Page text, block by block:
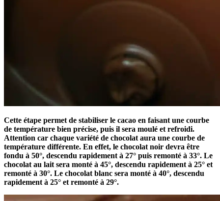
Cette étape permet de stabiliser le cacao en faisant une courbe
de température bien précise, puis il sera moulé et refroidi.
Attention car chaque variété de chocolat aura une courbe de
température différente. En effet, le chocolat noir devra être
fondu à 50°, descendu rapidement à 27° puis remonté à 33°. Le
chocolat au lait sera monté à 45°, descendu rapidement à 25° et
remonté à 30°. Le chocolat blanc sera monté à 40°, descendu
rapidement à 25° et remonté à 29°.